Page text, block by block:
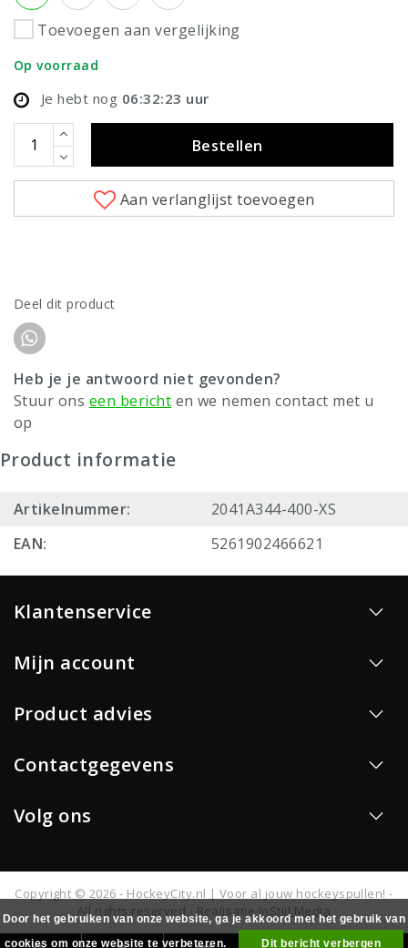
Toevoegen aan vergelijking
Op voorraad
Je hebt nog 06:32:23 uur
Bestellen
Aan verlanglijst toevoegen
Deel dit product
Heb je je antwoord niet gevonden?
Stuur ons een bericht en we nemen contact met u
op
Product informatie
Artikelnummer:
2041A344-400-XS
EAN:
5261902466621
Klantenservice
Mijn account
Product advies
Contactgegevens
Volg ons
Copyright © 2026 - HockeyCity.nl | Voor al jouw hockeyspullen! -
All rights reserved - Realisatie InStijl Media
Door het gebruiken van onze website, ga je akkoord met het gebruik van
cookies om onze website te verbeteren.
Dit bericht verbergen